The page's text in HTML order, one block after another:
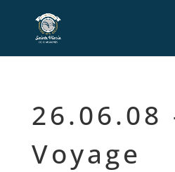
26.06.08
Voyage